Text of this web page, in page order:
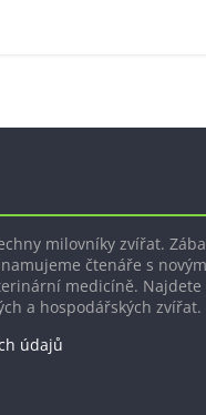
milovníky zvířat.
čtenáře s
medicíně. Najdete
a hospodářských zvířat.
údajů